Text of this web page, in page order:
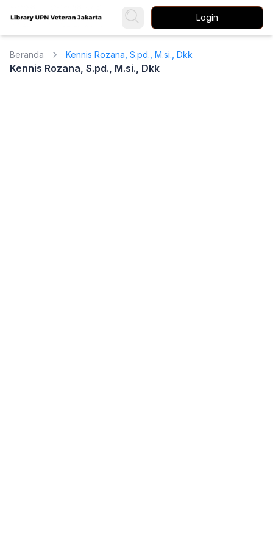
Login
Beranda Kennis Rozana, S.pd., M.si., Dkk
Kennis Rozana, S.pd., M.si., Dkk